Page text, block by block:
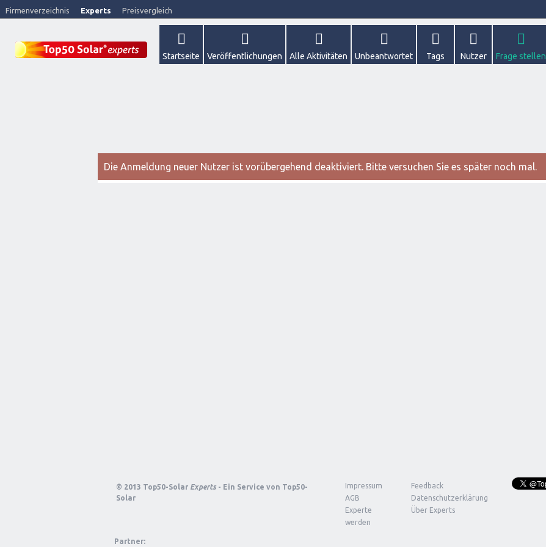
Firmenverzeichnis Experts Preisvergleich
Startseite Veröffentlichungen Alle Aktivitäten Unbeantwortet Tags Nutzer Frage stellen
Die Anmeldung neuer Nutzer ist vorübergehend deaktiviert. Bitte versuchen Sie es später noch mal.
© 2013 Top50-Solar Experts - Ein Service von Top50-
Solar
Impressum
Feedback
AGB
Datenschutzerklärung
Experte
werden
Über Experts
Partner: